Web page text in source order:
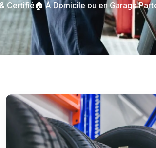
Certifié🏠 À Domicile ou en Garage